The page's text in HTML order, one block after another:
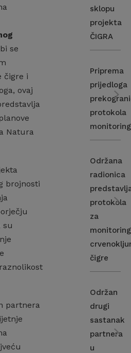
se
čigre i
ovaj
Natura
brojnosti
su
partnera
sklopu
projekta
ČIGRA
Priprema
prijedloga
protokola
Održana
radionica
protokola
za
monitoring
čigre
Održan
drugi
sastanak
partnera
u